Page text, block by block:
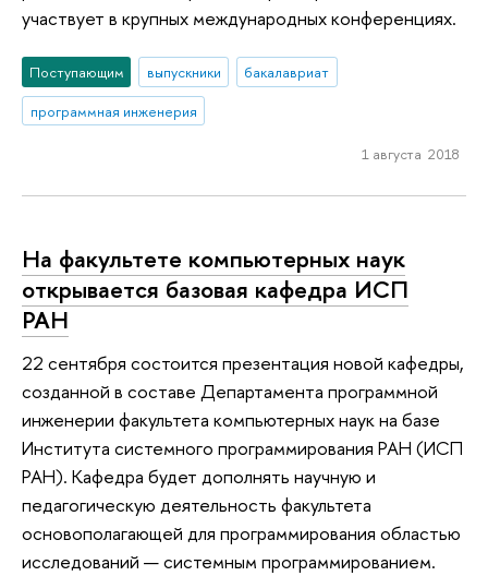
участвует в крупных международных конференциях.
Поступающим выпускники
бакалавриат
программная инженерия
1 августа 2018
На факультете компьютерных наук
открывается базовая кафедра ИСП
РАН
22 сентября состоится презентация новой кафедры,
созданной в составе Департамента программной
инженерии факультета компьютерных наук на базе
Института системного программирования РАН (ИСП
РАН). Кафедра будет дополнять научную и
педагогическую деятельность факультета
основополагающей для программирования областью
исследований — системным программированием.